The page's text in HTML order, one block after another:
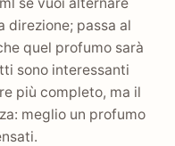
direzione; passa al
quel profumo sarà
sono interessanti
più completo, ma il
meglio un profumo